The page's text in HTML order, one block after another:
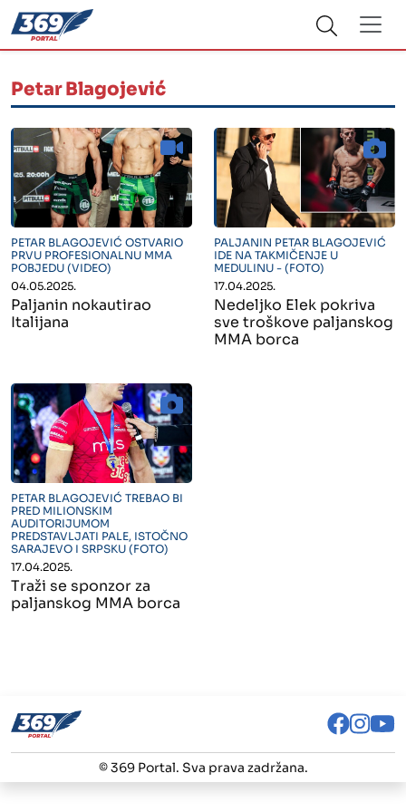
Petar Blagojević
" alt="">
PETAR BLAGOJEVIĆ OSTVARIO
PRVU PROFESIONALNU MMA
POBJEDU (VIDEO)
04.05.2025.
Paljanin nokautirao
Italijana
" alt="">
PALJANIN PETAR BLAGOJEVIĆ
IDE NA TAKMIČENJE U
MEDULINU - (FOTO)
17.04.2025.
Nedeljko Elek pokriva
sve troškove paljanskog
MMA borca
" alt="">
PETAR BLAGOJEVIĆ TREBAO BI
PRED MILIONSKIM
AUDITORIJUMOM
PREDSTAVLJATI PALE, ISTOČNO
SARAJEVO I SRPSKU (FOTO)
17.04.2025.
Traži se sponzor za
paljanskog MMA borca
© 369 Portal. Sva prava zadržana.